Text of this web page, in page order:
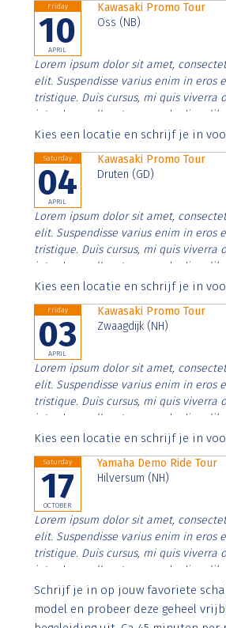
Friday
10
APRIL
Kawasaki Promo Tour
Oss (NB)
Lorem ipsum dolor sit amet,
elit. Suspendisse varius enim in eros
tristique. Duis cursus, mi quis viverra
interdum nulla, ut commodo diam
Aenean faucibus nibh et justo cursus
Kies een locatie en schrijf je in
Saturday
04
APRIL
Kawasaki Promo Tour
Druten (GD)
Lorem ipsum dolor sit amet,
elit. Suspendisse varius enim in eros
tristique. Duis cursus, mi quis viverra
interdum nulla, ut commodo diam
Aenean faucibus nibh et justo cursus
Kies een locatie en schrijf je in
Friday
03
APRIL
Kawasaki Promo Tour
Zwaagdijk (NH)
Lorem ipsum dolor sit amet,
elit. Suspendisse varius enim in eros
tristique. Duis cursus, mi quis viverra
interdum nulla, ut commodo diam
Aenean faucibus nibh et justo cursus
Kies een locatie en schrijf je in
Saturday
17
OCTOBER
Yamaha Demo Ride Tour
Hilversum (NH)
Lorem ipsum dolor sit amet,
elit. Suspendisse varius enim in eros
tristique. Duis cursus, mi quis viverra
interdum nulla, ut commodo diam
Aenean faucibus nibh et justo cursus
imperdiet. Nunc ut sem vitae risus
Schrijf je in op jouw favoriete
model en probeer deze geheel